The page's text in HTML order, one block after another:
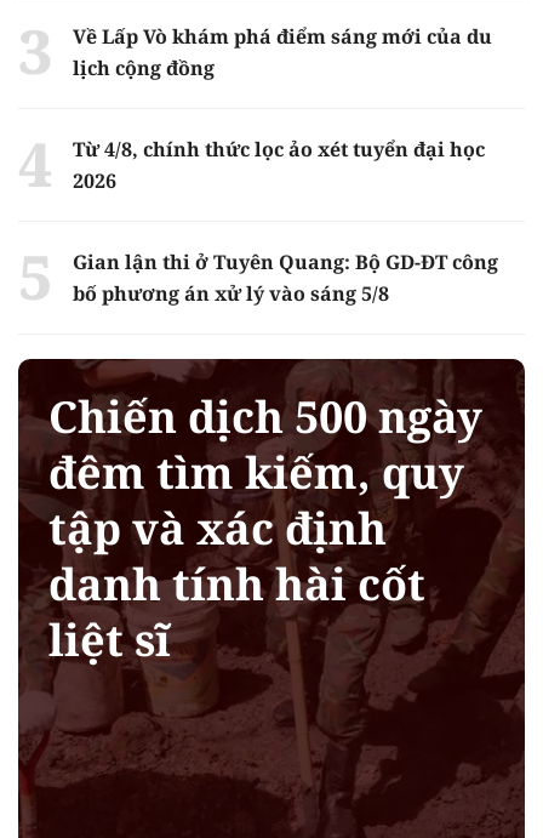
Về Lấp Vò khám phá điểm sáng mới của du
lịch cộng đồng
Từ 4/8, chính thức lọc ảo xét tuyển đại học
2026
Gian lận thi ở Tuyên Quang: Bộ GD-ĐT công
bố phương án xử lý vào sáng 5/8
Chiến dịch 500 ngày
đêm tìm kiếm, quy
tập và xác định
danh tính hài cốt
liệt sĩ